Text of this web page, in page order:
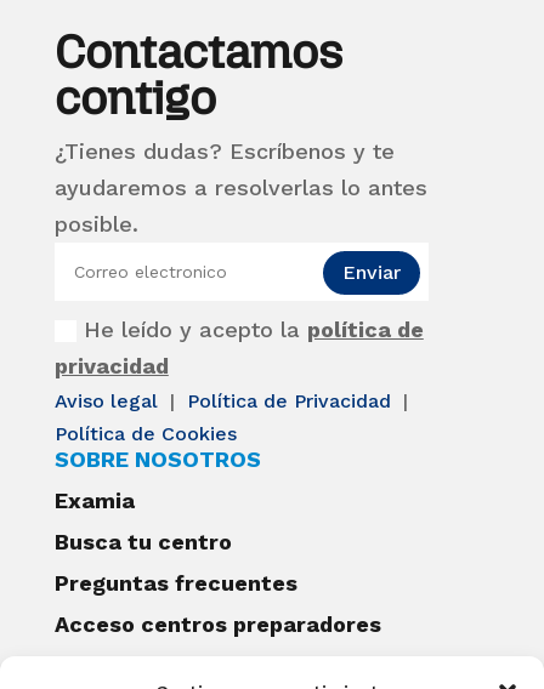
Contactamos
contigo
¿Tienes dudas? Escríbenos y te
ayudaremos a resolverlas lo antes
posible.
He leído y acepto la política de
privacidad
Enviar
Aviso legal | Política de Privacidad
|
Política de Cookies
SOBRE NOSOTROS
Examia
Busca tu centro
Preguntas frecuentes
Acceso centros preparadores